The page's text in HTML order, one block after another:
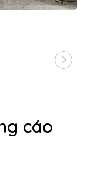
cáo